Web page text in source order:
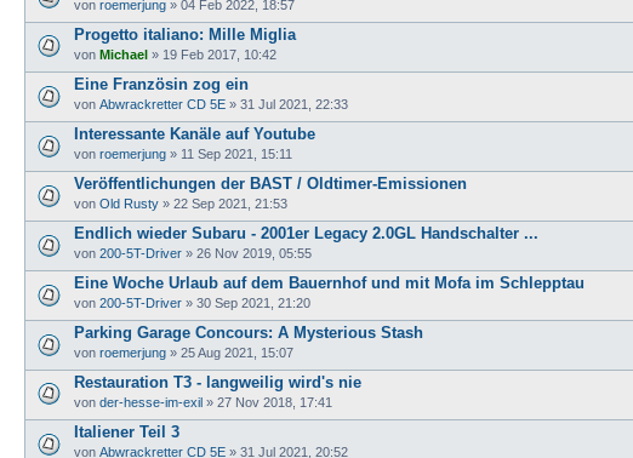
von roemerjung » 04 Feb 2022, 18:57
Progetto italiano: Mille Miglia
von Michael » 19 Feb 2017, 10:42
Eine Französin zog ein
von Abwrackretter CD 5E » 31 Jul 2021, 22:33
Interessante Kanäle auf Youtube
von roemerjung » 11 Sep 2021, 15:11
Veröffentlichungen der BAST / Oldtimer-Emissionen
von Old Rusty » 22 Sep 2021, 21:53
Endlich wieder Subaru - 2001er Legacy 2.0GL Handschalter ...
von 200-5T-Driver » 26 Nov 2019, 05:55
Eine Woche Urlaub auf dem Bauernhof und mit Mofa im Schlepptau
von 200-5T-Driver » 30 Sep 2021, 21:20
Parking Garage Concours: A Mysterious Stash
von roemerjung » 25 Aug 2021, 15:07
Restauration T3 - langweilig wird's nie
von der-hesse-im-exil » 27 Nov 2018, 17:41
Italiener Teil 3
von Abwrackretter CD 5E » 31 Jul 2021, 20:52